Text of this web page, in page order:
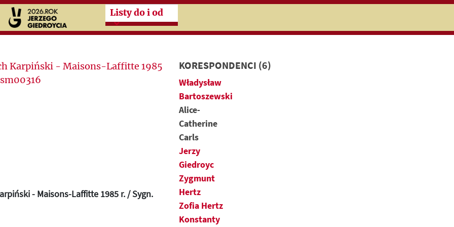
Przeskocz do treści zasadniczej
Listy do i od
- Maisons-Laffitte 1985 r. / Sygn.
KORESPONDENCI (6)
Władysław
Bartoszewski
Alice-
Catherine
Carls
Jerzy
Giedroyc
Zygmunt
Hertz
Zofia Hertz
Konstanty